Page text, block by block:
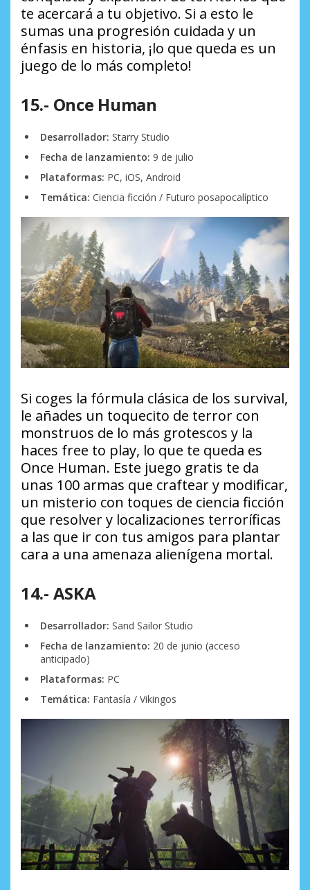
te acercará a tu objetivo. Si a esto le
sumas una progresión cuidada y un
énfasis en historia, ¡lo que queda es un
juego de lo más completo!
15.- Once Human
Desarrollador: Starry Studio
Fecha de lanzamiento: 9 de julio
Plataformas: PC, iOS, Android
Temática: Ciencia ficción / Futuro posapocalíptico
Si coges la fórmula clásica de los survival,
le añades un toquecito de terror con
monstruos de lo más grotescos y la
haces free to play, lo que te queda es
Once Human. Este juego gratis te da
unas 100 armas que craftear y modificar,
un misterio con toques de ciencia ficción
que resolver y localizaciones terroríficas
a las que ir con tus amigos para plantar
cara a una amenaza alienígena mortal.
14.- ASKA
Desarrollador: Sand Sailor Studio
Fecha de lanzamiento: 20 de junio (acceso
anticipado)
Plataformas: PC
Temática: Fantasía / Vikingos